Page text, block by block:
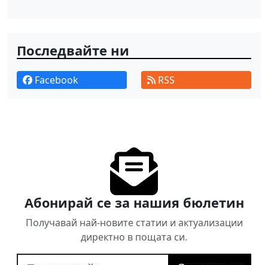
Последвайте ни
Facebook RSS
Абонирай се за нашия бюлетин
Получавай най-новите статии и актуализации
директно в пощата си.